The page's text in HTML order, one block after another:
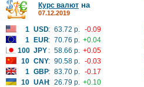
Курс валют на
07.12.2019
1 USD: 63.72 р. -0.09
1
EUR: 70.76 р. +0.04
100 JPY : 58.66 р. +0.05
10 CNY: 90.58 р. -0.03
1 GBP: 83.70 р. -0.17
10 UAH: 26.79 р. +0.10